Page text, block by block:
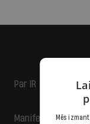
Par IR
Manifests
Mēs